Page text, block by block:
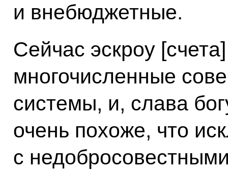
и внебюджетные.
Сейчас эскроу
многочисленные
системы, и, слава
очень похоже, что
с